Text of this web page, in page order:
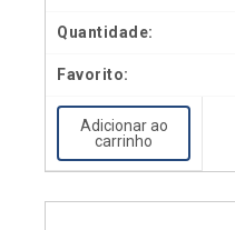
Adicionar ao
carrinho